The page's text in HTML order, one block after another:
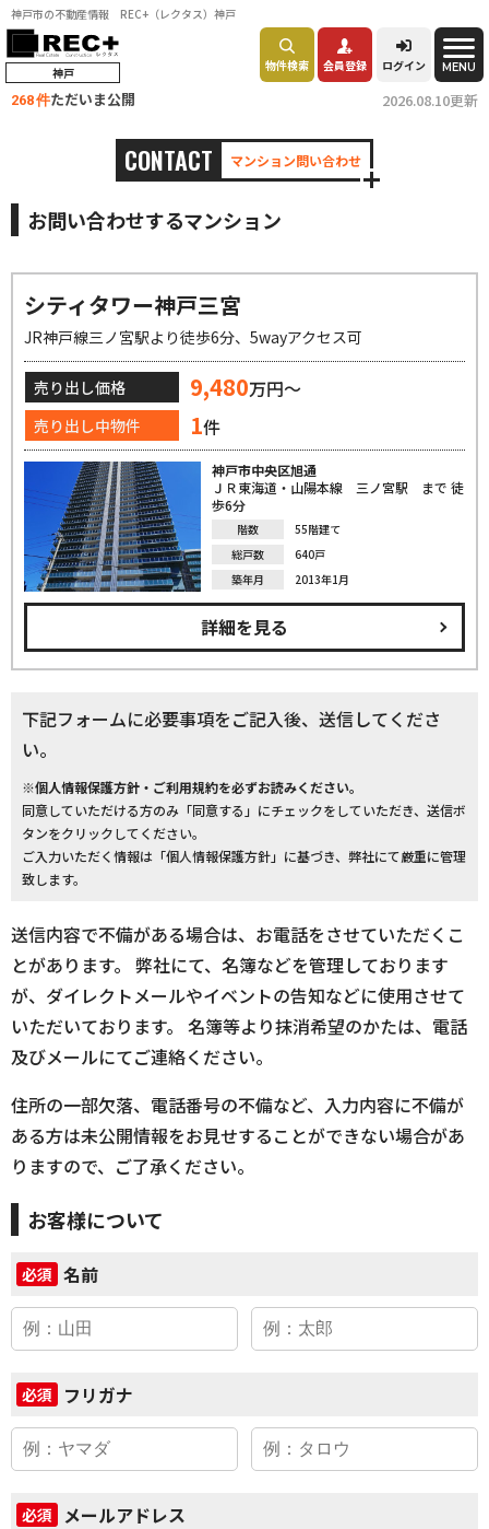
神戸市の不動産情報 REC+（レクタス）神戸
神戸 物件検索 会員登録 ログイン MENU
268 件ただいま公開 2026.08.10更新
CONTACT マンション問い合わせ
お問い合わせするマンション
シティタワー神戸三宮
JR神戸線三ノ宮駅より徒歩6分、5wayアクセス可
売り出し価格 9,480万円～
売り出し中物件 1件
神戸市中央区旭通
ＪＲ東海道・山陽本線 三ノ宮駅 まで 徒
歩6分
階数
55階建て
総戸数
640戸
築年月
2013年1月
詳細を見る
下記フォームに必要事項をご記入後、送信してくださ
い。
※個人情報保護方針・ご利用規約を必ずお読みください。
同意していただける方のみ「同意する」にチェックをしていただき、送信ボ
タンをクリックしてください。
ご入力いただく情報は「個人情報保護方針」に基づき、弊社にて厳重に管理
致します。
送信内容で不備がある場合は、お電話をさせていただくこ
とがあります。 弊社にて、名簿などを管理しております
が、ダイレクトメールやイベントの告知などに使用させて
いただいております。 名簿等より抹消希望のかたは、電話
及びメールにてご連絡ください。
住所の一部欠落、電話番号の不備など、入力内容に不備が
ある方は未公開情報をお見せすることができない場合があ
りますので、ご了承ください。
お客様について
必須 名前
必須 フリガナ
必須 メールアドレス